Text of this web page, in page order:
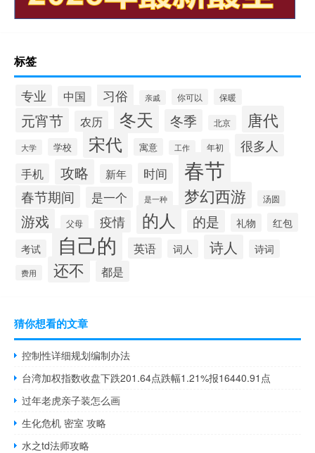
标签
专业 中国 习俗 亲戚 你可以 保暖
元宵节 农历 冬天 冬季 北京 唐代
大学 学校 宋代 寓意 工作 年初 很多人
手机 攻略 新年 时间 春节
春节期间 是一个 是一种 梦幻西游 汤圆
游戏 父母 疫情 的人 的是 礼物 红包
考试 自己的 英语 词人 诗人 诗词
费用 还不 都是
猜你想看的文章
控制性详细规划编制办法
台湾加权指数收盘下跌201.64点跌幅1.21%报16440.91点
过年老虎亲子装怎么画
生化危机 密室 攻略
水之td法师攻略